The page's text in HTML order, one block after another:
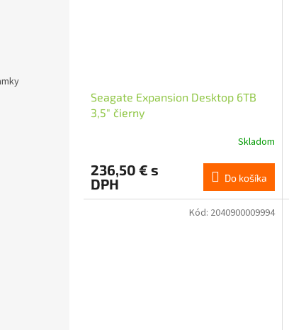
Seagate Expansion Desktop 6TB
3,5" čierny
Skladom
236,50 € s
DPH
Do košíka
Kód: 2040900009994